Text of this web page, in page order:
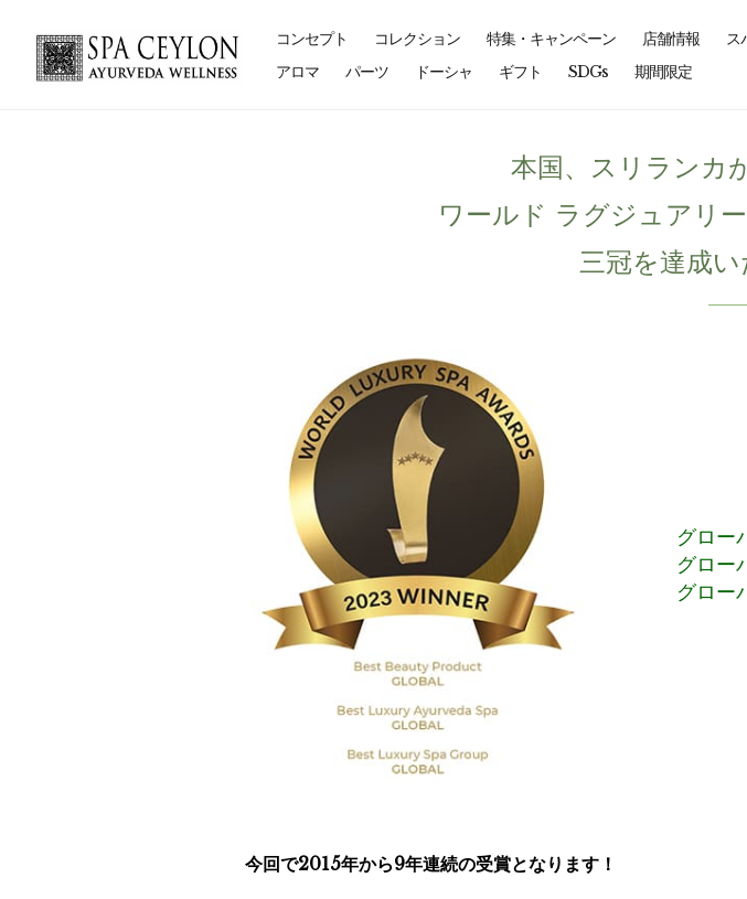
コンセプト コレクション 特集・キャンペーン 店舗情報 ス
アロマ
パーツ ドーシャ ギフト SDGs 期間限定
本国、スリランカ
ワールド ラグジュアリ
三冠を達成い
グロー
グロー
グロー
今回で2015年から9年連続の受賞となります！